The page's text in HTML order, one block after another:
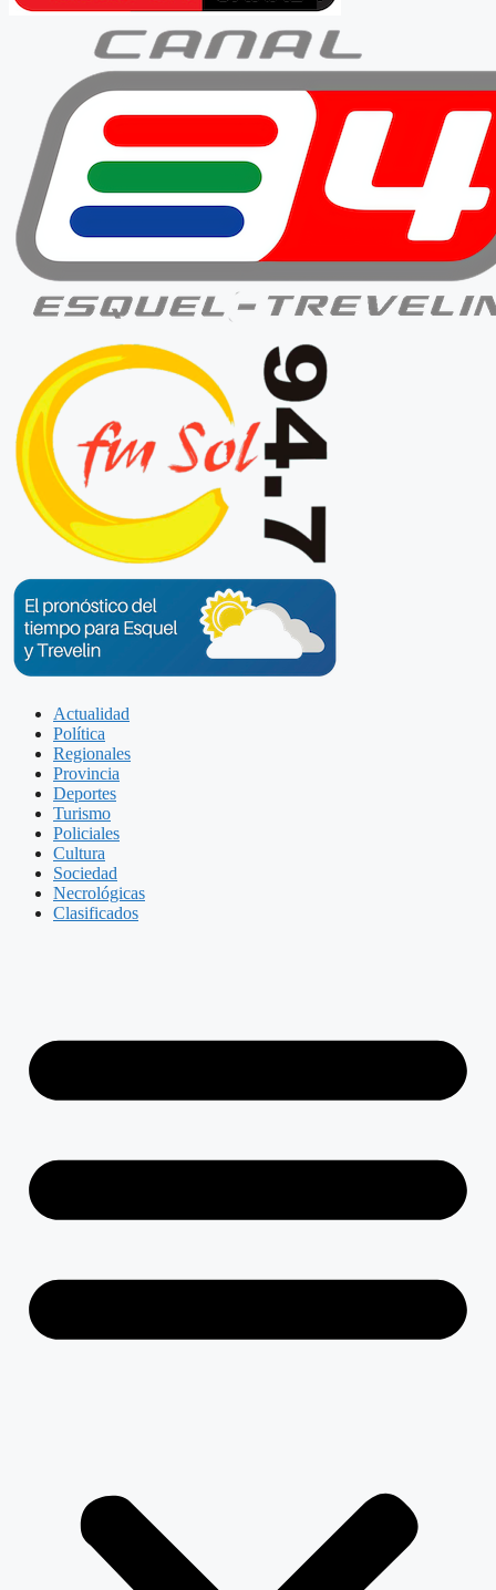
Actualidad
Política
Regionales
Provincia
Deportes
Turismo
Policiales
Cultura
Sociedad
Necrológicas
Clasificados